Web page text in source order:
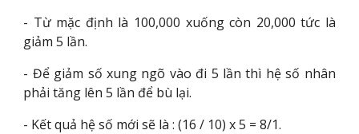
- Từ mặc định là 100,000 xuống còn 20,000 tức là
giảm 5 lần.
- Để giảm số xung ngõ vào đi 5 lần thì hệ số nhân
phải tăng lên 5 lần để bù lại.
- Kết quả hệ số mới sẽ là : (16 / 10) x 5 = 8/1.